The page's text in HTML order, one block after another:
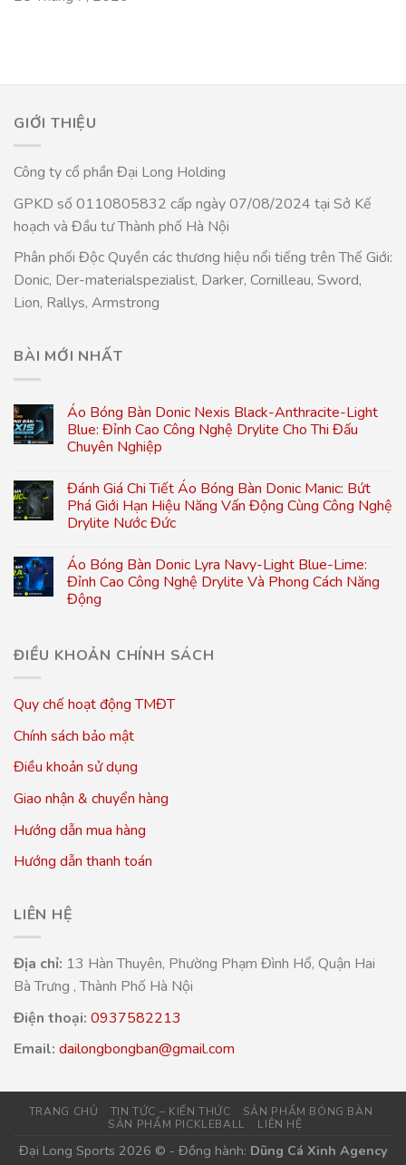
GIỚI THIỆU
Công ty cổ phần Đại Long Holding
GPKD số 0110805832 cấp ngày 07/08/2024 tại Sở Kế
hoạch và Đầu tư Thành phố Hà Nội
Phân phối Độc Quyền các thương hiệu nổi tiếng trên Thế Giới:
Donic, Der-materialspezialist, Darker, Cornilleau, Sword,
Lion, Rallys, Armstrong
BÀI MỚI NHẤT
Áo Bóng Bàn Donic Nexis Black-Anthracite-Light
Blue: Đỉnh Cao Công Nghệ Drylite Cho Thi Đấu
Chuyên Nghiệp
Đánh Giá Chi Tiết Áo Bóng Bàn Donic Manic: Bứt
Phá Giới Hạn Hiệu Năng Vấn Động Cùng Công Nghệ
Drylite Nước Đức
Áo Bóng Bàn Donic Lyra Navy-Light Blue-Lime:
Đỉnh Cao Công Nghệ Drylite Và Phong Cách Năng
Động
ĐIỀU KHOẢN CHÍNH SÁCH
Quy chế hoạt động TMĐT
Chính sách bảo mật
Điều khoản sử dụng
Giao nhận & chuyển hàng
Hướng dẫn mua hàng
Hướng dẫn thanh toán
LIÊN HỆ
Địa chỉ: 13 Hàn Thuyên, Phường Phạm Đình Hổ, Quận Hai
Bà Trưng , Thành Phố Hà Nội
Điện thoại: 0937582213
Email: dailongbongban@gmail.com
TRANG CHỦ TIN TỨC – KIẾN THỨC
SẢN PHẨM BÓNG BÀN
SẢN PHẨM PICKLEBALL
LIÊN HỆ
Đại Long Sports 2026 © - Đồng hành: Dũng Cá Xinh Agency